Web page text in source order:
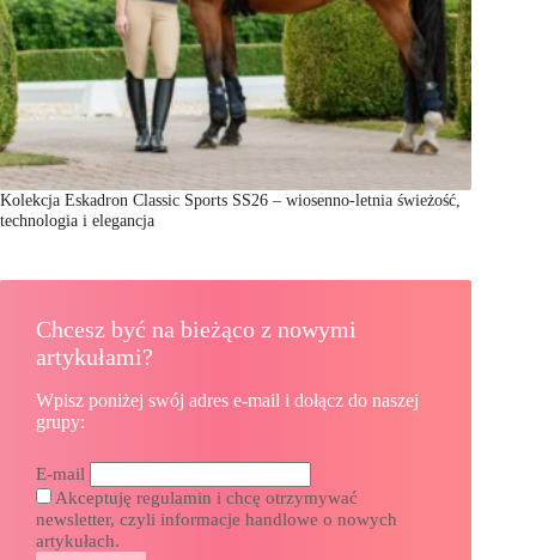
Kolekcja Eskadron Classic Sports SS26 – wiosenno-letnia świeżość,
technologia i elegancja
Chcesz być na bieżąco z nowymi
artykułami?
Wpisz poniżej swój adres e-mail i dołącz do naszej
grupy:
E-mail
Akceptuję regulamin i chcę otrzymywać
newsletter, czyli informacje handlowe o nowych
artykułach.